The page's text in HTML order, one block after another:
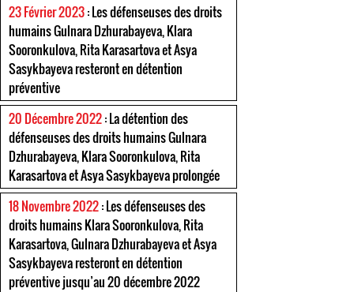
23 Février 2023: Les défenseuses des droits
humains Gulnara Dzhurabayeva, Klara
Sooronkulova, Rita Karasartova et Asya
Sasykbayeva resteront en détention
préventive
20 Décembre 2022: La détention des
défenseuses des droits humains Gulnara
Dzhurabayeva, Klara Sooronkulova, Rita
Karasartova et Asya Sasykbayeva prolongée
18 Novembre 2022: Les défenseuses des
droits humains Klara Sooronkulova, Rita
Karasartova, Gulnara Dzhurabayeva et Asya
Sasykbayeva resteront en détention
préventive jusqu’au 20 décembre 2022